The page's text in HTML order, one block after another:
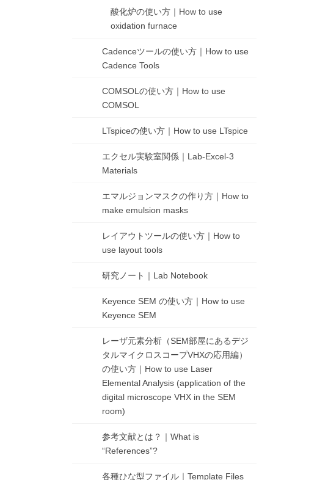
酸化炉の使い方｜How to use
oxidation furnace
Cadenceツールの使い方｜How to use
Cadence Tools
COMSOLの使い方｜How to use
COMSOL
LTspiceの使い方｜How to use LTspice
エクセル実験室関係｜Lab-Excel-3
Materials
エマルジョンマスクの作り方｜How to
make emulsion masks
レイアウトツールの使い方｜How to
use layout tools
研究ノート｜Lab Notebook
Keyence SEM の使い方｜How to use
Keyence SEM
レーザ元素分析（SEM部屋にあるデジ
タルマイクロスコープVHXの応用編）
の使い方｜How to use Laser
Elemental Analysis (application of the
digital microscope VHX in the SEM
room)
参考文献とは？｜What is
“References”?
各種ひな型ファイル｜Template Files